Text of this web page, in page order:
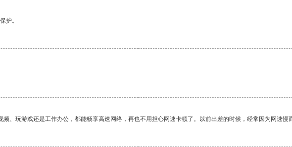
护。
、玩游戏还是工作办公，都能畅享高速网络，再也不用担心网速卡顿了。以前出差的时候，经常因为网速慢